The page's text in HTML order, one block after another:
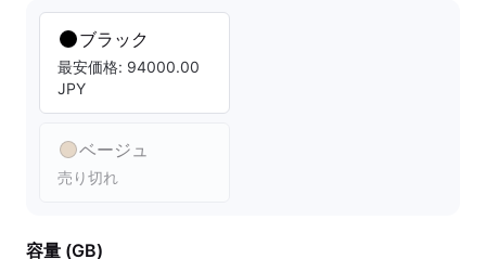
ブラック
最安価格: 94000.00
JPY
ベージュ
売り切れ
容量 (GB)